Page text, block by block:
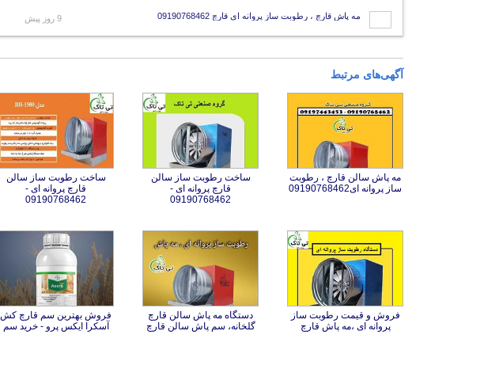
مه پاش قارچ ، رطوبت ساز پروانه ای قارچ 09190768462 9 روز پیش
آگهی‌های مرتبط
مه پاش سالن قارچ ، رطوبت
ساز پروانه ای09190768462
ساخت رطوبت ساز سالن
قارچ پروانه ای -
09190768462
ساخت رطوبت ساز سالن
قارچ پروانه ای -
09190768462
فروش و قیمت رطوبت ساز
پروانه ای ،مه پاش قارچ
دستگاه مه پاش سالن قارچ
گلخانه، سم پاش سالن قارچ
فروش بهترین سم قارچ کش
آسکرا ایکس پرو - خرید سم